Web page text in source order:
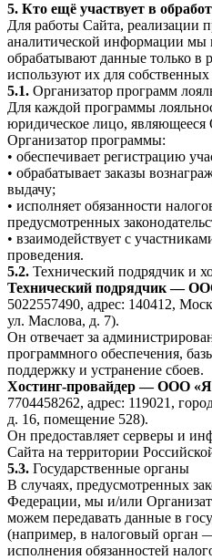
5. Кто ещё участвует в
Для работы Сайта, реализации
аналитической информации мы
обрабатывают данные только в
используют их для собственных
5.1. Организатор программ
Для каждой программы
юридическое лицо,
Организатор программы:
• обеспечивает регистрацию
• обрабатывает заказы
выдачу;
• исполняет обязанности
предусмотренных
• взаимодействует с
проведения.
5.2. Технический подрядчик и
Технический подрядчик —
5022557490, адрес: 140412,
ул. Маслова, д. 7).
Он отвечает за
программного обеспечения,
поддержку и устранение сбоев.
Хостинг-провайдер — ООО
7704458262, адрес: 119021,
д. 16, помещение 528).
Он предоставляет серверы и
Сайта на территории
5.3. Государственные органы
В случаях, предусмотренных
Федерации, мы и/или
можем передавать данные в
(например, в налоговый орган
исполнения обязанностей